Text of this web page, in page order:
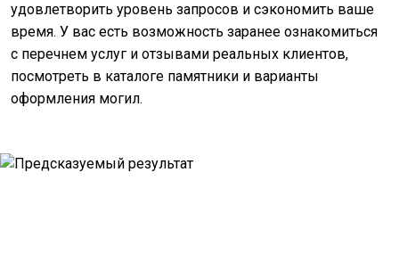
удовлетворить уровень запросов и сэкономить ваше
время. У вас есть возможность заранее ознакомиться
с перечнем услуг и отзывами реальных клиентов,
посмотреть в каталоге памятники и варианты
оформления могил.